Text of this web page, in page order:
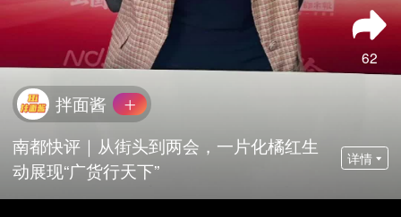
62
拌面酱
南都快评｜从街头到两会，一片化橘红生
动展现“广货行天下”
详情